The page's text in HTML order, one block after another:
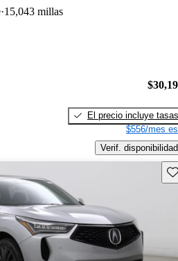
15,043 millas
El precio incluye tasas
$556/mes
Verif. disponibilidad